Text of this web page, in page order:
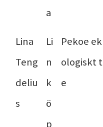
a
Lina
Teng
deliu
s
Li
n
k
ö
p
Pekoe ek
ologiskt t
e